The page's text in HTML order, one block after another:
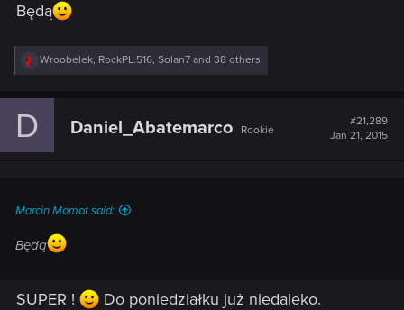
Będą
R
e
c
Wroobelek, RockPL.516, Solan7 and 38 others
D Daniel_Abatemarco Rookie
#21,289
Jan 21, 2015
Marcin Momot said:
Będą
SUPER ! Do poniedziałku już niedaleko.